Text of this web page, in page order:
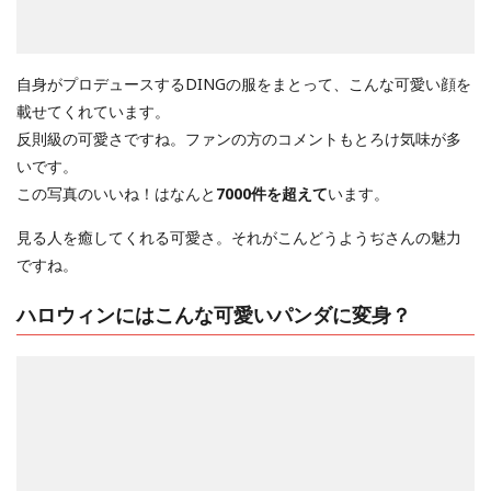
自身がプロデュースするDINGの服をまとって、こんな可愛い顔を
載せてくれています。
反則級の可愛さですね。ファンの方のコメントもとろけ気味が多
いです。
この写真のいいね！はなんと 7000件を超えています。
見る人を癒してくれる可愛さ。それがこんどうようぢさんの魅力
ですね。
ハロウィンにはこんな可愛いパンダに変身？